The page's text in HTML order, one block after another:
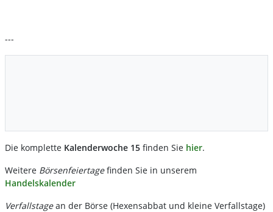
---
Die komplette Kalenderwoche 15 finden Sie hier.
Weitere Börsenfeiertagefinden Sie in unserem
Handelskalender
Verfallstagean der Börse (Hexensabbat und kleine Verfallstage)